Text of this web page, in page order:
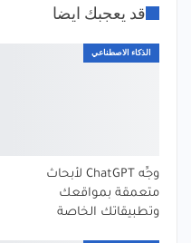
قد يعجبك ايضا
الذكاء الاصطناعي
وجِّه ChatGPT لأبحاث
متعمقة بمواقعك
وتطبيقاتك الخاصة